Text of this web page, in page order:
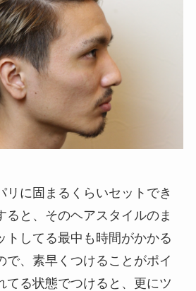
リに固まるくらいセットでき
ると、そのヘアスタイルのま
トしてる最中も時間がかかる
で、素早くつけることがポイ
てる状態でつけると、更にツ